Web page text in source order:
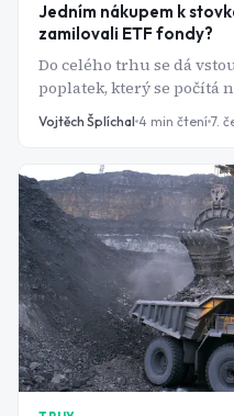
Jedním nákupem k
zamilovali ETF fondy?
Do celého trhu se dá
poplatek, který se počítá
ETF fondy staly vstupní
investorů.
Vojtěch Šplíchal 4 min čtení 7.